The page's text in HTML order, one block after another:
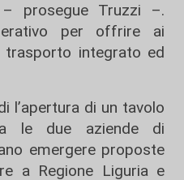
– prosegue Truzzi –.
per offrire ai
integrato ed
l’apertura di un tavolo
le due aziende di
emergere proposte
a Regione Liguria e